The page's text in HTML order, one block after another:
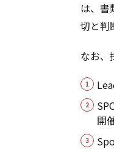
は、書
切と判
なお、
開